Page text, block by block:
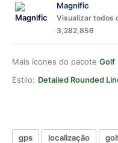
Magnific
Visualizar todos
3,282,856
Mais ícones do pacote Golf
Estilo: Detailed Rounded
gps localização